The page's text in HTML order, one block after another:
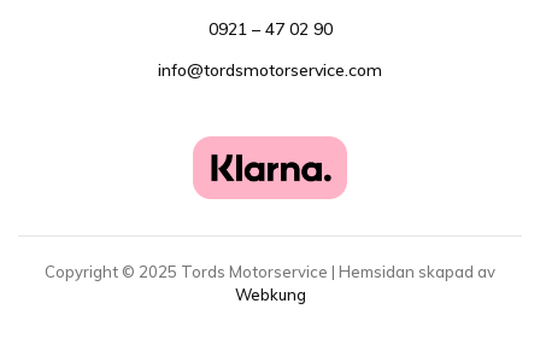
0921 – 47 02 90
info@tordsmotorservice.com
Copyright © 2025 Tords Motorservice | Hemsidan skapad av
Webkung